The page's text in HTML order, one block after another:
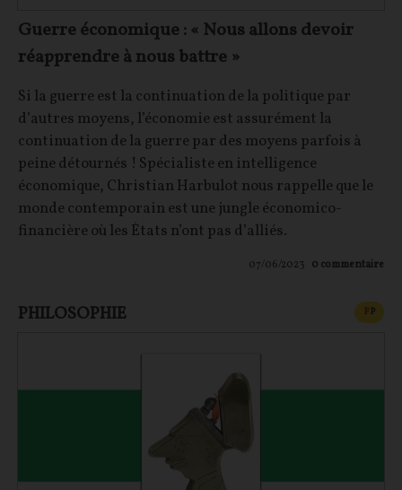
Guerre économique : « Nous allons devoir
réapprendre à nous battre »
Si la guerre est la continuation de la politique par
d’autres moyens, l’économie est assurément la
continuation de la guerre par des moyens parfois à
peine détournés ! Spécialiste en intelligence
économique, Christian Harbulot nous rappelle que le
monde contemporain est une jungle économico-
financière où les États n’ont pas d’alliés.
07/06/2023 0 commentaire
PHILOSOPHIE FP